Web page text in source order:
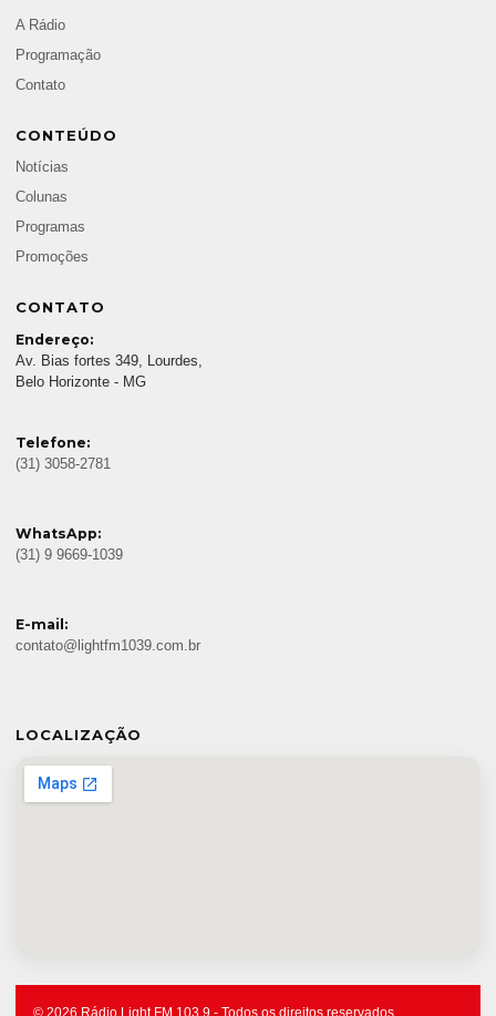
A Rádio
Programação
Contato
CONTEÚDO
Notícias
Colunas
Programas
Promoções
CONTATO
Endereço:
Av. Bias fortes 349, Lourdes,
Belo Horizonte - MG
Telefone:
(31) 3058-2781
WhatsApp:
(31) 9 9669-1039
E-mail:
contato@lightfm1039.com.br
LOCALIZAÇÃO